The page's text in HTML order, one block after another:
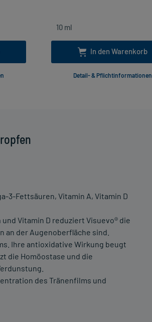
3-Fettsäuren, Vitamin A, Vitamin D
Vitamin D reduziert Visuevo® die
an der Augenoberfläche sind.
Ihre antioxidative Wirkung beugt
die Homöostase und die
des Tränenfilms und
In den Warenkorb
Detail- & Pflichtinformationen